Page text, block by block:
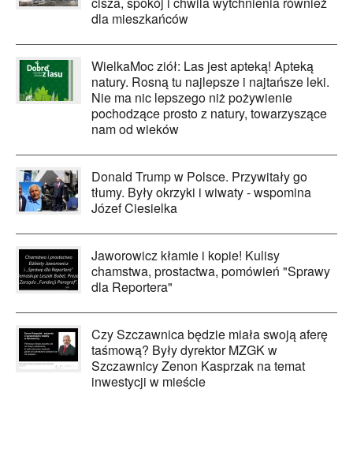
dla mieszkańców
WielkaMoc ziół: Las jest apteką! Apteką
natury. Rosną tu najlepsze i najtańsze leki.
Nie ma nic lepszego niż pożywienie
pochodzące prosto z natury, towarzyszące
nam od wieków
Donald Trump w Polsce. Przywitały go
tłumy. Były okrzyki i wiwaty - wspomina
Józef Ciesielka
Jaworowicz kłamie i kopie! Kulisy
chamstwa, prostactwa, pomówień "Sprawy
dla Reportera"
Czy Szczawnica będzie miała swoją aferę
taśmową? Były dyrektor MZGK w
Szczawnicy Zenon Kasprzak na temat
inwestycji w mieście